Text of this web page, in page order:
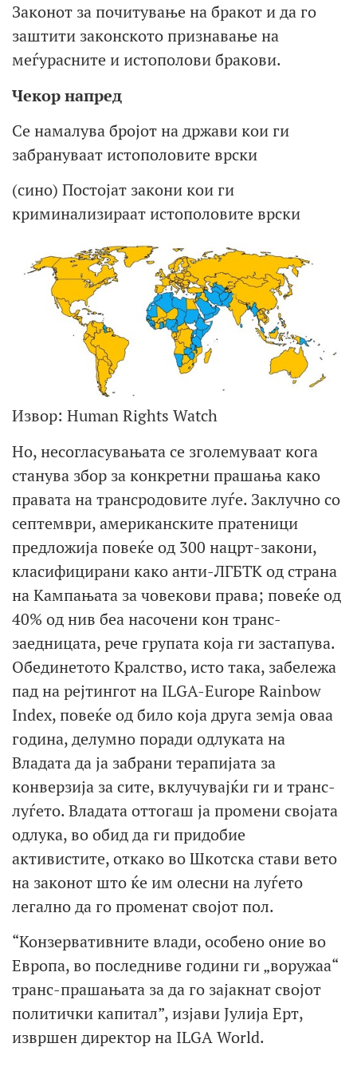
Законот за почитување на бракот и да го
заштити законското признавање на
меѓурасните и истополови бракови.
Чекор напред
Се намалува бројот на држави кои ги
забрануваат истополовите врски
(сино) Постојат закони кои ги
криминализираат истополовите врски
Извор: Human Rights Watch
Но, несогласувањата се зголемуваат кога
станува збор за конкретни прашања како
правата на трансродовите луѓе. Заклучно со
септември, американските пратеници
предложија повеќе од 300 нацрт-закони,
класифицирани како анти-ЛГБТК од страна
на Кампањата за човекови права; повеќе од
40% од нив беа насочени кон транс-
заедницата, рече групата која ги застапува.
Обединетото Кралство, исто така, забележа
пад на рејтингот на ILGA-Europe Rainbow
Index, повеќе од било која друга земја оваа
година, делумно поради одлуката на
Владата да ја забрани терапијата за
конверзија за сите, вклучувајќи ги и транс-
луѓето. Владата оттогаш ја промени својата
одлука, во обид да ги придобие
активистите, откако во Шкотска стави вето
на законот што ќе им олесни на луѓето
легално да го променат својот пол.
“Конзервативните влади, особено оние во
Европа, во последниве години ги „воружаа“
транс-прашањата за да го зајакнат својот
политички капитал”, изјави Јулија Ерт,
извршен директор на ILGA World.